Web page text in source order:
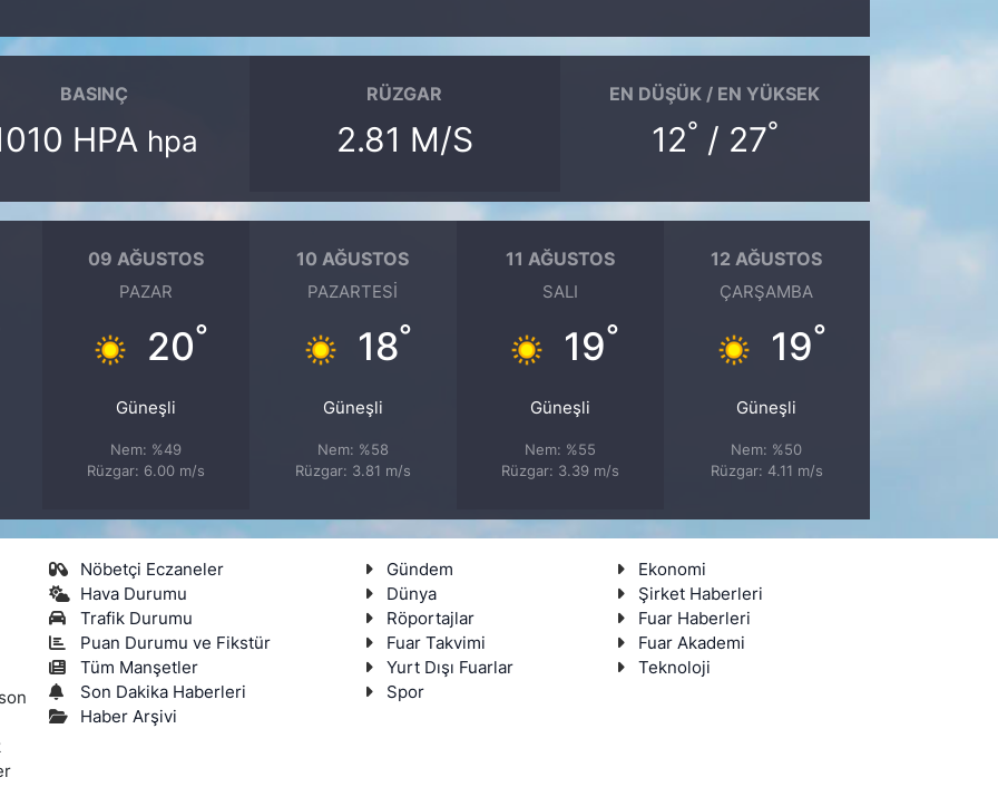
BASINÇ
HPA hpa
RÜZGAR
2.81 M/S
EN DÜŞÜK / EN YÜKSEK
12° / 27°
09 AĞUSTOS
PAZAR
20°
Güneşli
Nem: %49
Rüzgar: 6.00 m/s
10 AĞUSTOS
PAZARTESI
18°
Güneşli
Nem: %58
Rüzgar: 3.81 m/s
11 AĞUSTOS
SALI
19°
Güneşli
Nem: %55
Rüzgar: 3.39 m/s
12 AĞUSTOS
ÇARŞAMBA
19°
Güneşli
Nem: %50
Rüzgar: 4.11 m/s
Nöbetçi Eczaneler
Hava Durumu
Trafik Durumu
Puan Durumu ve Fikstür
Tüm Manşetler
Son Dakika Haberleri
Haber Arşivi
Gündem
Ekonomi
Dünya
Şirket Haberleri
Röportajlar
Fuar Haberleri
Fuar Takvimi
Fuar Akademi
Yurt Dışı Fuarlar
Teknoloji
Spor